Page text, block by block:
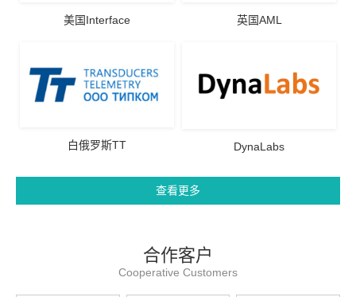
美国Interface 英国AML
白俄罗斯TT DynaLabs
查看更多
合作客户
Cooperative Customers